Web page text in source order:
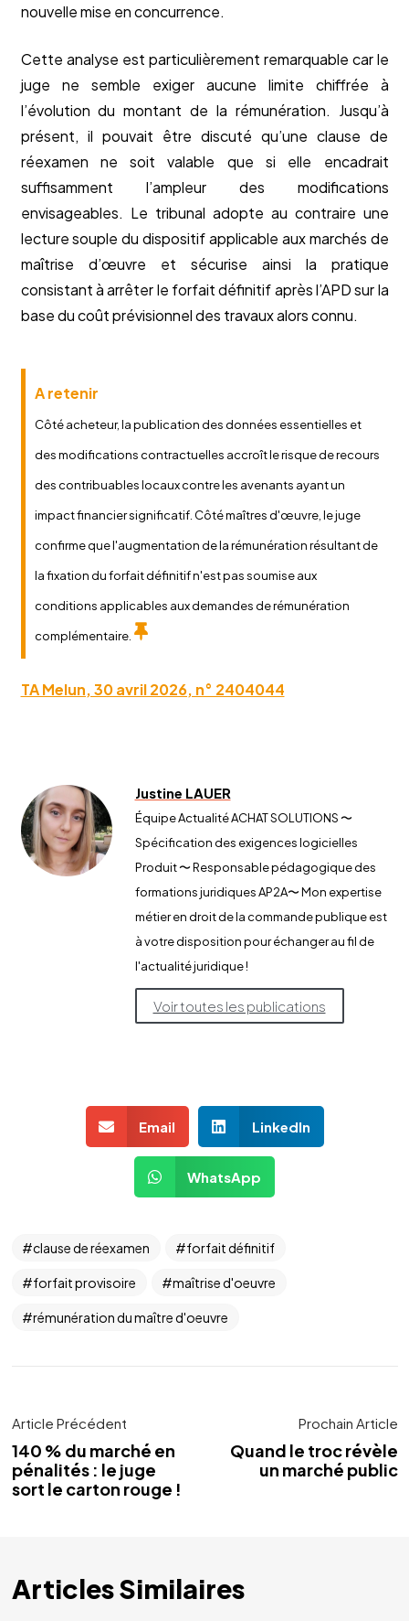
nouvelle mise en concurrence.
Cette analyse est particulièrement remarquable car le
juge ne semble exiger aucune limite chiffrée à
l’évolution du montant de la rémunération. Jusqu’à
présent, il pouvait être discuté qu’une clause de
réexamen ne soit valable que si elle encadrait
suffisamment l’ampleur des modifications
envisageables. Le tribunal adopte au contraire une
lecture souple du dispositif applicable aux marchés de
maîtrise d’œuvre et sécurise ainsi la pratique
consistant à arrêter le forfait définitif après l’APD sur la
base du coût prévisionnel des travaux alors connu.
A retenir
Côté acheteur, la publication des données essentielles et
des modifications contractuelles accroît le risque de recours
des contribuables locaux contre les avenants ayant un
impact financier significatif. Côté maîtres d'œuvre, le juge
confirme que l'augmentation de la rémunération résultant de
la fixation du forfait définitif n'est pas soumise aux
conditions applicables aux demandes de rémunération
complémentaire.
TA Melun, 30 avril 2026, n° 2404044
Justine LAUER
Équipe Actualité ACHAT SOLUTIONS 〜
Spécification des exigences logicielles
Produit 〜 Responsable pédagogique des
formations juridiques AP2A​〜 Mon expertise
métier en droit de la commande publique est
à votre disposition pour échanger au fil de
l'actualité juridique !
Voir toutes les publications
Email LinkedIn
WhatsApp
clause de réexamen forfait définitif
forfait provisoire maîtrise d'oeuvre
rémunération du maître d'oeuvre
Article Précédent
140 % du marché en
pénalités : le juge
sort le carton rouge !
Prochain Article
Quand le troc révèle
un marché public
Articles Similaires